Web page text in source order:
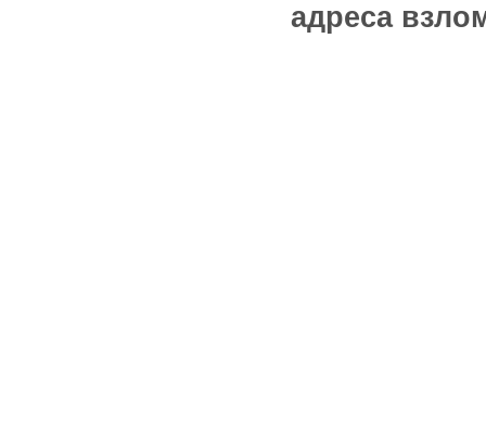
адреса